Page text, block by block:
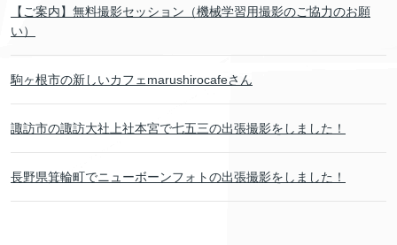
【ご案内】無料撮影セッション（機械学習用撮影のご協力のお願
い）
駒ヶ根市の新しいカフェmarushirocafeさん
諏訪市の諏訪大社上社本宮で七五三の出張撮影をしました！
長野県箕輪町でニューボーンフォトの出張撮影をしました！